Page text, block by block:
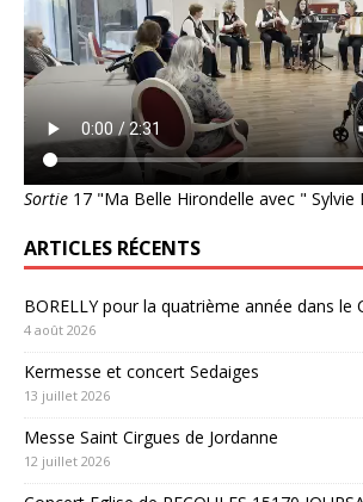
Sortie 17 "Ma Belle Hirondelle avec " Sylvie
ARTICLES RÉCENTS
BORELLY pour la quatrième année dans le
4 août 2026
Kermesse et concert Sedaiges
13 juillet 2026
Messe Saint Cirgues de Jordanne
12 juillet 2026